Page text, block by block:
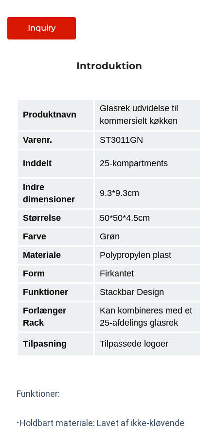
Inquiry
Introduktion
Produktnavn
Glasrek udvidelse til
kommersielt køkken
Varenr.
ST3011GN
Inddelt 25-kompartments
Indre
dimensioner
9.3*9.3cm
Størrelse
50*50*4.5cm
Farve
Grøn
Materiale
Polypropylen plast
Form
Firkantet
Funktioner
Stackbar Design
Forlænger
Rack
Kan kombineres med et
25-afdelings glasrek
Tilpasning Tilpassede logoer
Funktioner:
·Holdbart materiale: Lavet af ikke-kløvende